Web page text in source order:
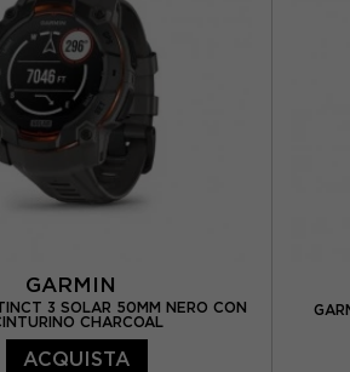
GARMIN
3 SOLAR 50MM NERO CON
CHARCOAL
ACQUISTA